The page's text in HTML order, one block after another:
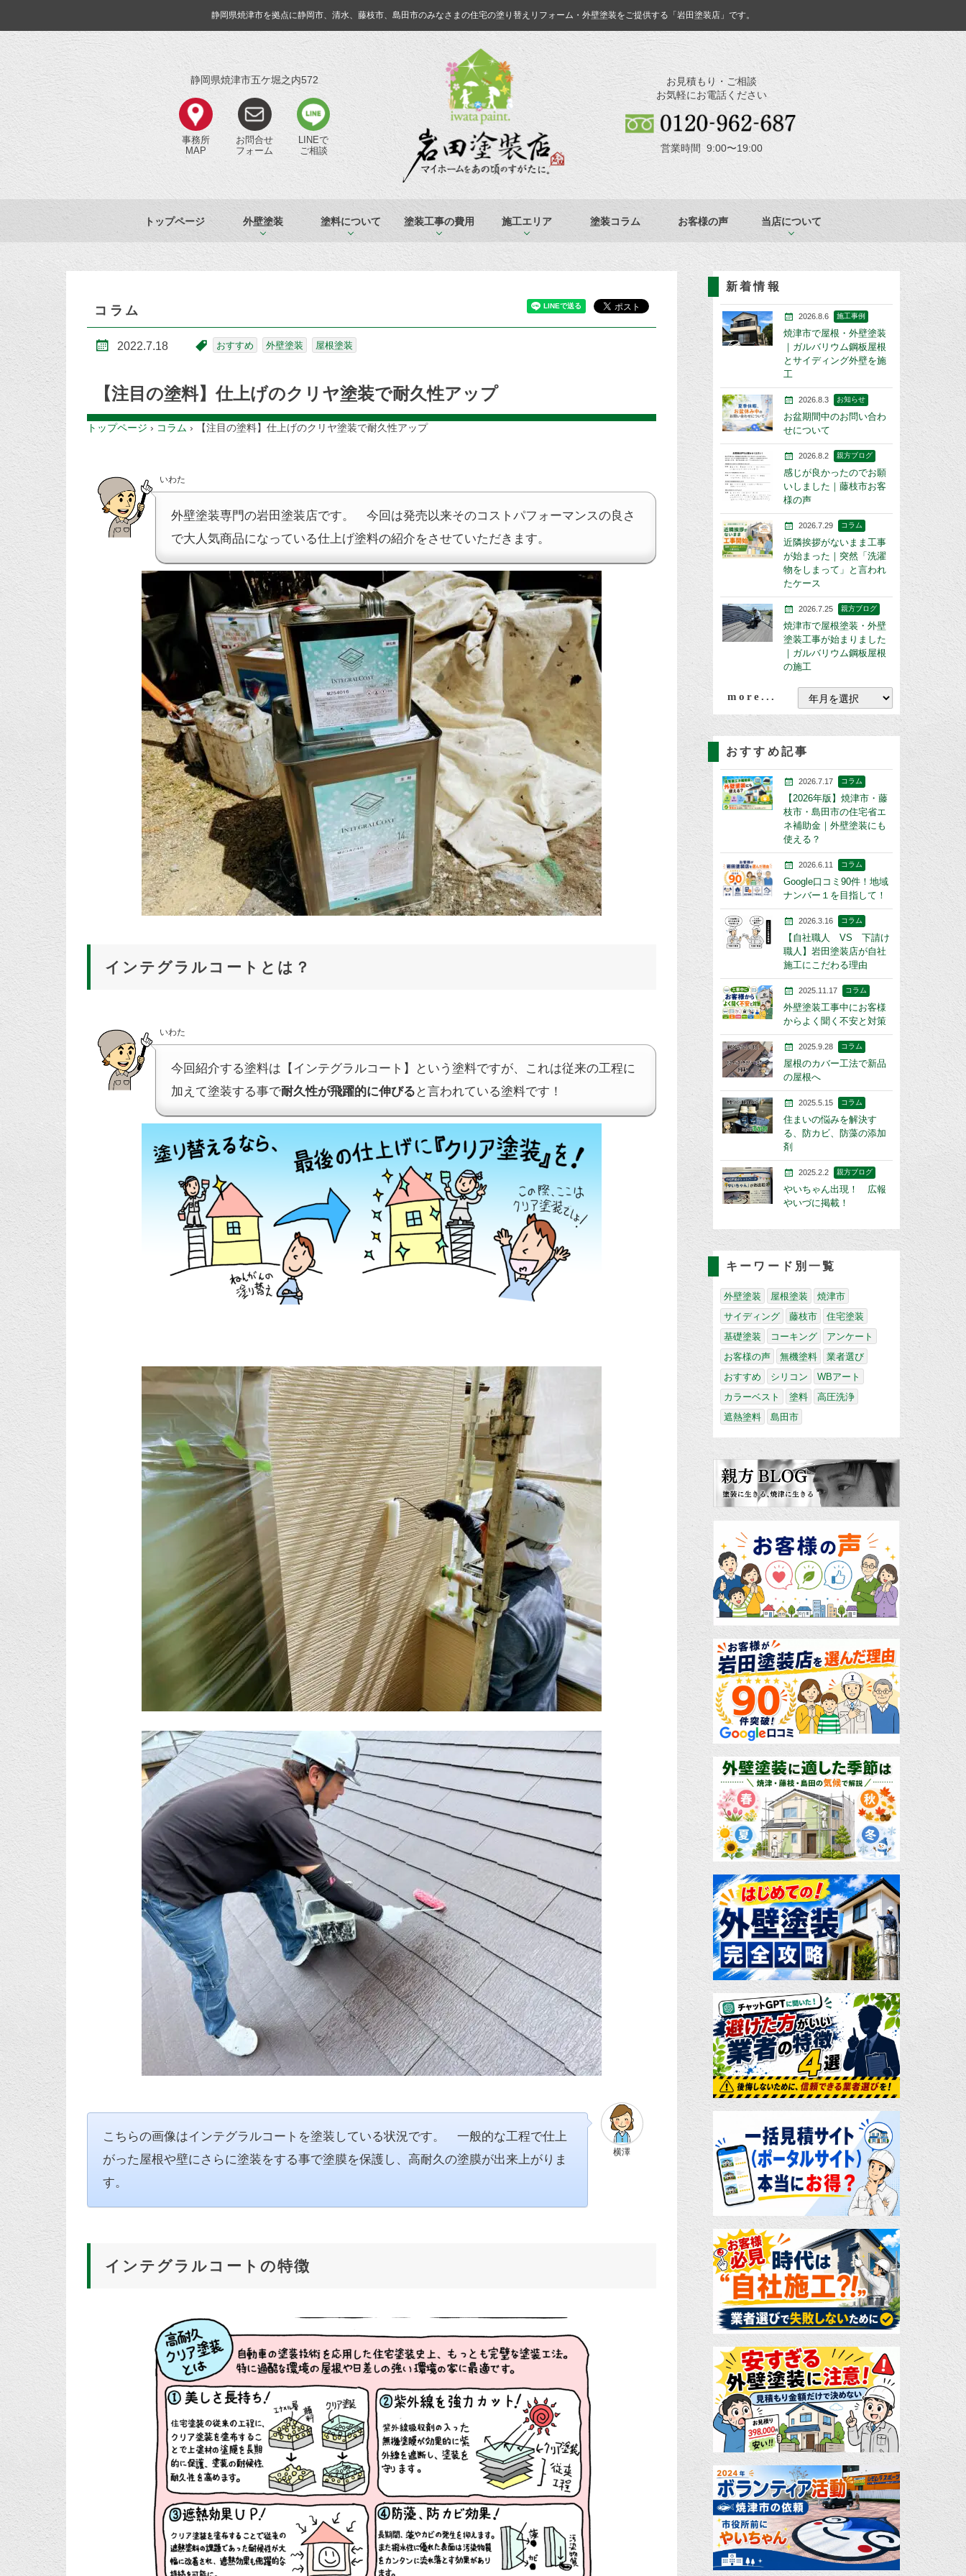
静岡県焼津市を拠点に静岡市、清水、藤枝市、島田市のみなさまの住宅の塗り替えリフォーム・外壁塗装をご提供する「岩田塗装店」です。
静岡県焼津市五ケ堀之内572
事務所
MAP
お問合せ
フォーム
LINEで
ご相談
お見積もり・ご相談
お気軽にお電話ください
営業時間 9:00〜19:00
トップページ 外壁塗装 塗料について 塗装工事の費用 施工エリア 塗装コラム お客様の声 当店について
コラム
2022.7.18 おすすめ 外壁塗装 屋根塗装
【注目の塗料】仕上げのクリヤ塗装で耐久性アップ
トップページ › コラム › 【注目の塗料】仕上げのクリヤ塗装で耐久性アップ
いわた
外壁塗装専門の岩田塗装店です。 今回は発売以来そのコストパフォーマンスの良さ
で大人気商品になっている仕上げ塗料の紹介をさせていただきます。
インテグラルコートとは？
いわた
今回紹介する塗料は【インテグラルコート】という塗料ですが、これは従来の工程に
加えて塗装する事で耐久性が飛躍的に伸びる と言われている塗料です！
横澤
こちらの画像はインテグラルコートを塗装している状況です。 一般的な工程で仕上
がった屋根や壁にさらに塗装をする事で塗膜を保護し、高耐久の塗膜が出来上がりま
す。
インテグラルコートの特徴
新着情報
2026.8.6 施工事例
焼津市で屋根・外壁塗装
｜ガルバリウム鋼板屋根
とサイディング外壁を施
工
2026.8.3 お知らせ
お盆期間中のお問い合わ
せについて
2026.8.2 親方ブログ
感じが良かったのでお願
いしました｜藤枝市お客
様の声
2026.7.29 コラム
近隣挨拶がないまま工事
が始まった｜突然「洗濯
物をしまって」と言われ
たケース
2026.7.25 親方ブログ
焼津市で屋根塗装・外壁
塗装工事が始まりました
｜ガルバリウム鋼板屋根
の施工
more...
おすすめ記事
2026.7.17 コラム
【2026年版】焼津市・藤
枝市・島田市の住宅省エ
ネ補助金｜外壁塗装にも
使える？
2026.6.11 コラム
Google口コミ90件！地域
ナンバー１を目指して！
2026.3.16 コラム
【自社職人 VS 下請け
職人】岩田塗装店が自社
施工にこだわる理由
2025.11.17 コラム
外壁塗装工事中にお客様
からよく聞く不安と対策
2025.9.28 コラム
屋根のカバー工法で新品
の屋根へ
2025.5.15 コラム
住まいの悩みを解決す
る、防カビ、防藻の添加
剤
2025.2.2 親方ブログ
やいちゃん出現！ 広報
やいづに掲載！
キーワード別一覧
外壁塗装 屋根塗装
焼津市
サイディング
藤枝市
住宅塗装
基礎塗装
コーキング
アンケート
お客様の声
無機塗料
業者選び
おすすめ
シリコン
WBアート
カラーベスト
塗料
高圧洗浄
遮熱塗料
島田市